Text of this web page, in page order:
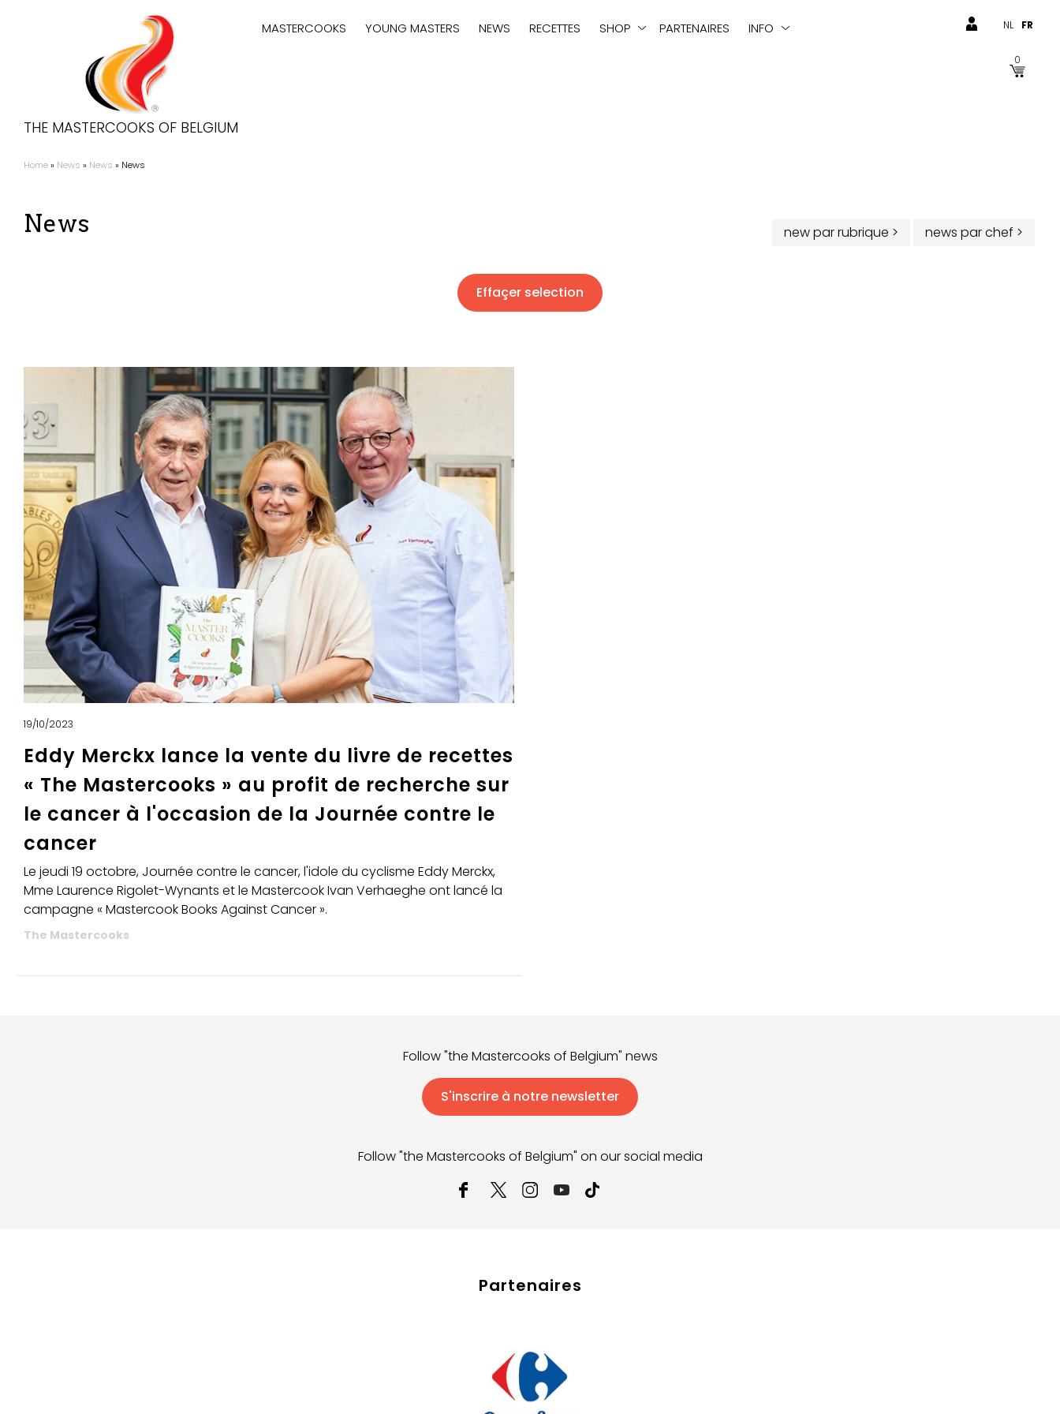
THE MASTERCOOKS OF BELGIUM
MASTERCOOKS YOUNG MASTERS NEWS RECETTES SHOP PARTENAIRES INFO NL FR
0
Fil
Home News News News
News new par rubrique > news par chef >
Effaçer selection
19/10/2023
Eddy Merckx lance la vente du livre de recettes
« The Mastercooks » au profit de recherche sur
le cancer à l'occasion de la Journée contre le
cancer
Le jeudi 19 octobre, Journée contre le cancer, l'idole du cyclisme Eddy Merckx,
Mme Laurence Rigolet-Wynants et le Mastercook Ivan Verhaeghe ont lancé la
campagne « Mastercook Books Against Cancer ».
The Mastercooks
Follow "the Mastercooks of Belgium" news
S'inscrire à notre newsletter
Follow "the Mastercooks of Belgium" on our social media
Partenaires